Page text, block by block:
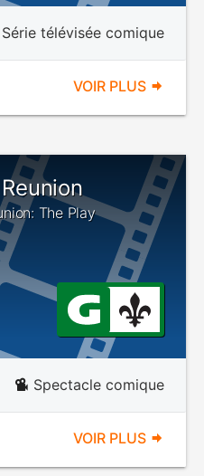
Série télévisée comique
VOIR PLUS
The Play
Spectacle comique
VOIR PLUS